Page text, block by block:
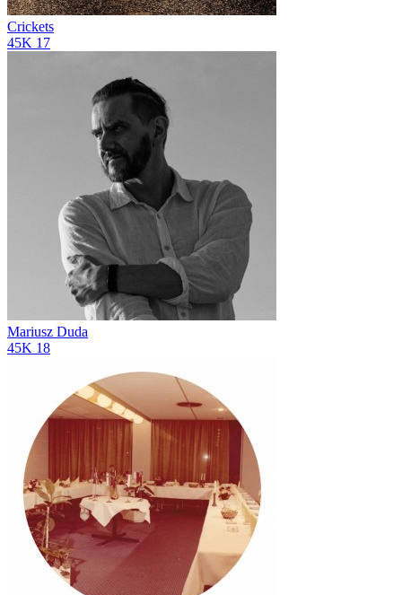
Crickets
45K 17
Mariusz Duda
45K 18